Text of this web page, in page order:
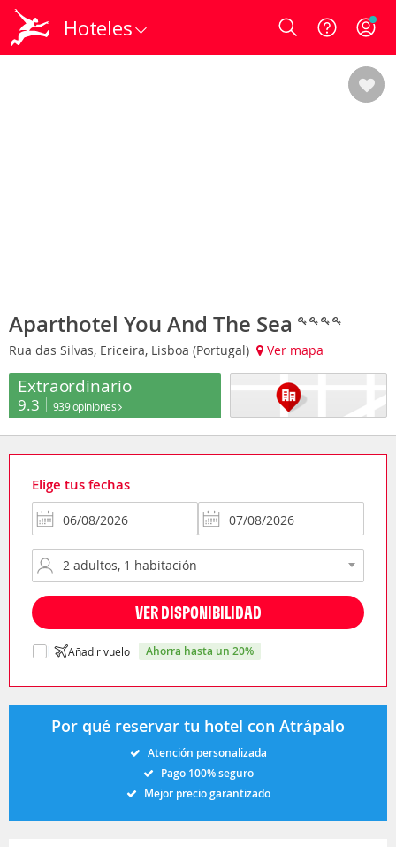
Hoteles Login
Aparthotel You And The Sea
Rua das Silvas, Ericeira, Lisboa (Portugal) Ver mapa
Extraordinario
9.3 939 opiniones
Elige tus fechas
VER DISPONIBILIDAD
Añadir vuelo ahorra hasta un 20%
Por qué reservar tu hotel con Atrápalo
Atención personalizada
Pago 100% seguro
Mejor precio garantizado